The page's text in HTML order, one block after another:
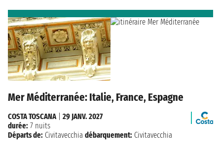
Mer Méditerranée: Italie, France, Espagne
COSTA TOSCANA| 29 JANV. 2027
durée: 7 nuits
Départs de: Civitavecchia débarquement: Civitavecchia